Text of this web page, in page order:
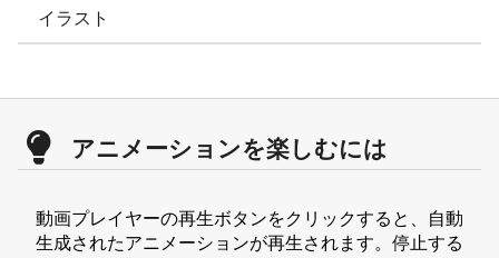
イラスト
アニメーションを楽しむには
動画プレイヤーの再生ボタンをクリックすると、自動
生成されたアニメーションが再生されます。停止する